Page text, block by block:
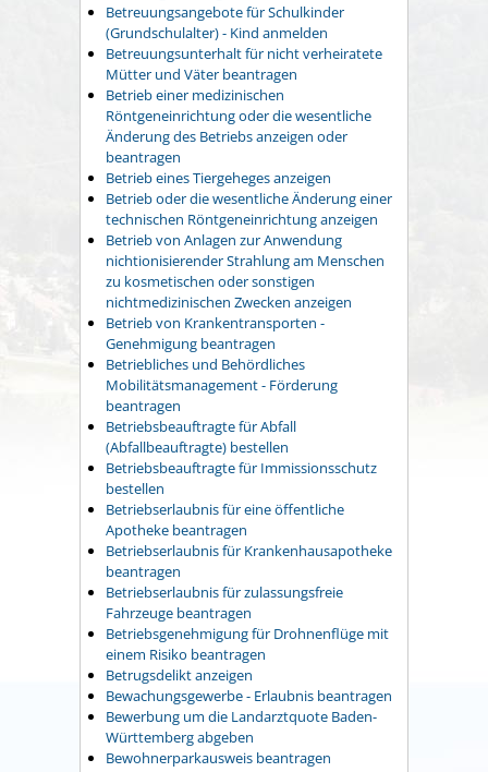
Betreuungsangebote für Schulkinder
(Grundschulalter) - Kind anmelden
Betreuungsunterhalt für nicht verheiratete
Mütter und Väter beantragen
Betrieb einer medizinischen
Röntgeneinrichtung oder die wesentliche
Änderung des Betriebs anzeigen oder
beantragen
Betrieb eines Tiergeheges anzeigen
Betrieb oder die wesentliche Änderung einer
technischen Röntgeneinrichtung anzeigen
Betrieb von Anlagen zur Anwendung
nichtionisierender Strahlung am Menschen
zu kosmetischen oder sonstigen
nichtmedizinischen Zwecken anzeigen
Betrieb von Krankentransporten -
Genehmigung beantragen
Betriebliches und Behördliches
Mobilitätsmanagement - Förderung
beantragen
Betriebsbeauftragte für Abfall
(Abfallbeauftragte) bestellen
Betriebsbeauftragte für Immissionsschutz
bestellen
Betriebserlaubnis für eine öffentliche
Apotheke beantragen
Betriebserlaubnis für Krankenhausapotheke
beantragen
Betriebserlaubnis für zulassungsfreie
Fahrzeuge beantragen
Betriebsgenehmigung für Drohnenflüge mit
einem Risiko beantragen
Betrugsdelikt anzeigen
Bewachungsgewerbe - Erlaubnis beantragen
Bewerbung um die Landarztquote Baden-
Württemberg abgeben
Bewohnerparkausweis beantragen